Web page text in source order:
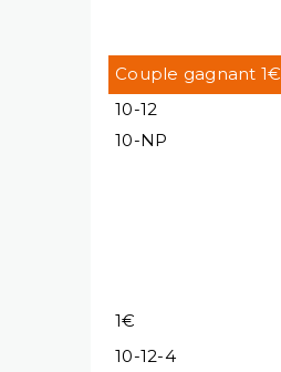
Couple gagnant 1€
10-12
10-NP
1€
10-12-4